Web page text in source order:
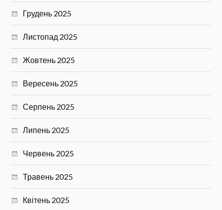
Грудень 2025
Листопад 2025
Жовтень 2025
Вересень 2025
Серпень 2025
Липень 2025
Червень 2025
Травень 2025
Квітень 2025